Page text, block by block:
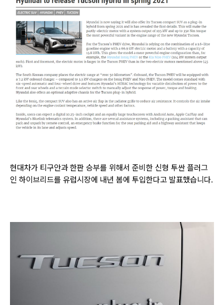
현대차가 티구안과 한판 승부를 위해서 준비한 신형 투싼 플러그
인 하이브리드를 유럽시장에 내년 봄에 투입한다고 발표했습니다.